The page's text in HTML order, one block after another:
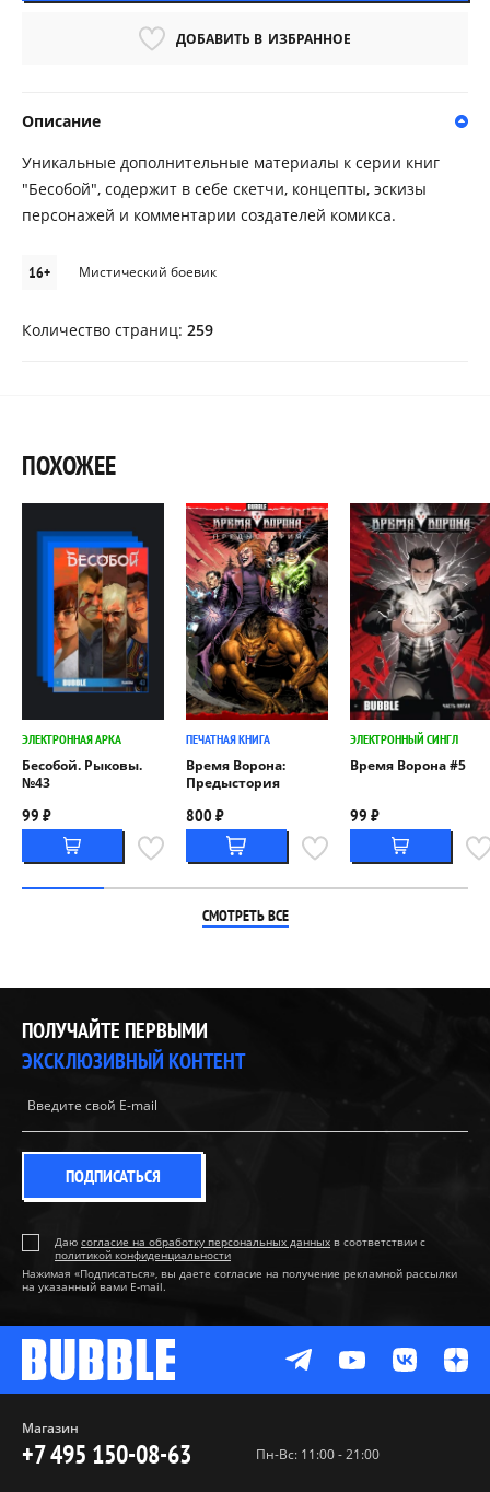
ДОБАВИТЬ В ИЗБРАННОЕ
Описание
Уникальные дополнительные материалы к серии книг
"Бесобой", содержит в себе скетчи, концепты, эскизы
персонажей и комментарии создателей комикса.
16+ Мистический боевик
Количество страниц: 259
ПОХОЖЕЕ
ЭЛЕКТРОННАЯ АРКА
Бесобой. Рыковы.
№43
99 ₽
ПЕЧАТНАЯ КНИГА
Время Ворона:
Предыстория
800 ₽
ЭЛЕКТРОННЫЙ СИНГЛ
Время Ворона #5
99 ₽
СМОТРЕТЬ ВСЕ
ПОЛУЧАЙТЕ ПЕРВЫМИ
ЭКСКЛЮЗИВНЫЙ КОНТЕНТ
ПОДПИСАТЬСЯ
Даю согласие на обработку персональных данных в соответствии с
политикой конфиденциальности
Нажимая «Подписаться», вы даете согласие на получение рекламной рассылки
на указанный вами E-mail.
Магазин
+7 495 150-08-63 Пн-Вс: 11:00 - 21:00